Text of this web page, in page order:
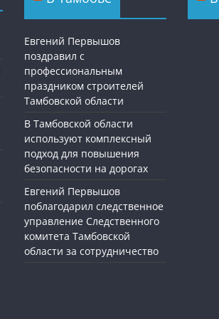
Евгений Первышов
поздравил с
профессиональным
праздником строителей
Тамбовской области
В Тамбовской области
используют комплексный
подход для повышения
безопасности на дорогах
Евгений Первышов
поблагодарил следственное
управление Следственного
комитета Тамбовской
области за сотрудничество